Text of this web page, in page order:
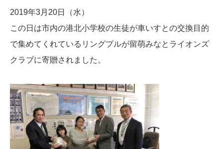
2019年3月20日（水）
この日は市内の港北小学校の生徒が車いすとの交換目的
で集めてくれているリングプルが留萌みなとライオンズ
クラブに寄贈されました。